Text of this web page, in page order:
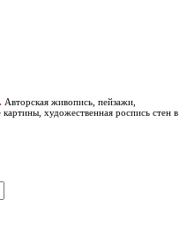
Авторская живопись, пейзажи,
художественная роспись стен в